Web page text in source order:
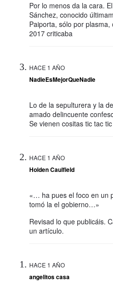
Por lo menos da la cara.
Sánchez, conocido
Paiporta, sólo por
2017 criticaba
HACE 1 AÑO
NadieEsMejorQueNadie
Lo de la sepulturera y la
amado delincuente
Se vienen cositas tic tac
HACE 1 AÑO
Holden Caulfield
«… ha pues el foco en un
tomó la el gobierno…»
Revisad lo que publicáis.
un artículo.
HACE 1 AÑO
angelitos casa